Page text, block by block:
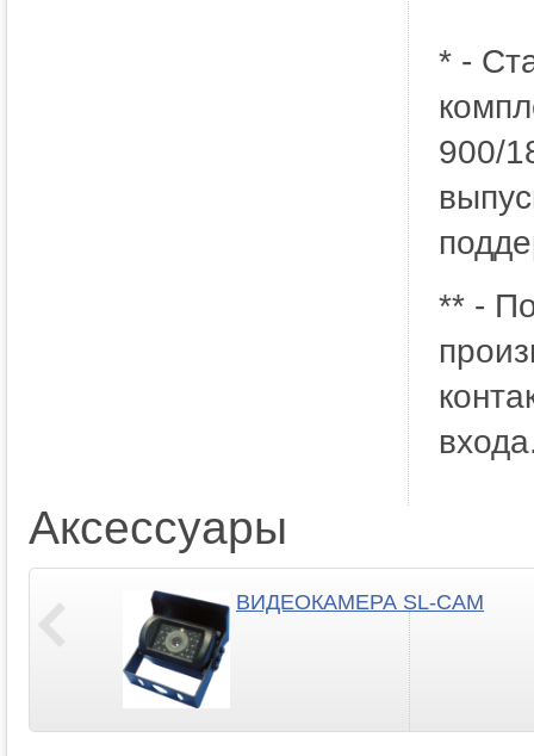
* -
900/
** -
Аксессуары
ВИДЕОКАМЕРА SL-CAM
Предыдущий